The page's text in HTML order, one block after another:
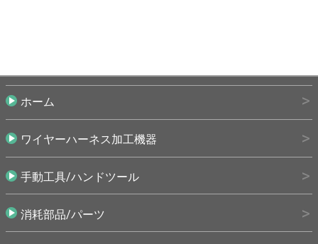
ホーム
ワイヤーハーネス加工機器
手動工具/ハンドツール
消耗部品/パーツ